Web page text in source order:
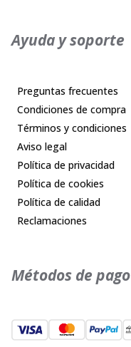
Ayuda y soporte
Preguntas frecuentes
Condiciones de compra
Términos y condiciones
Aviso legal
Política de privacidad
Política de cookies
Política de calidad
Reclamaciones
Métodos de pago